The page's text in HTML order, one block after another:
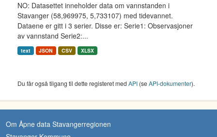
NO: Datasettet inneholder data om vannstanden i
Stavanger (58,969975, 5,733107) med tidevannet.
Dataene er gitt i 3 serier. Disse er: Serie1: Observasjoner
av vannstand Serie2:...
text JSON CSV XLSX
Du får også tilgang til dette registeret med API (seAPI-dokumenter).
Om Åpne data Stavangerregionen